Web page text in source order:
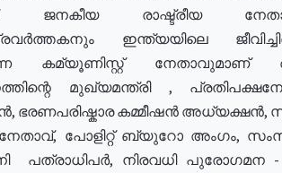
ജനകീയ രാഷ്ട്രീയ
ഇന്ത്യയിലെ
കമ്യൂണിസ്റ്റ് നേതാവുമാണ്
മുഖ്യമന്ത്രി ,
ഭരണപരിഷ്കാര കമ്മീഷൻ അധ്യക്ഷൻ,
പോളിറ്റ് ബ്യുറോ അംഗം,
പത്രാധിപർ, നിരവധി